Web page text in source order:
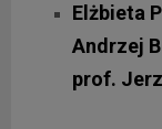
Elżbieta
Andrzej
prof.